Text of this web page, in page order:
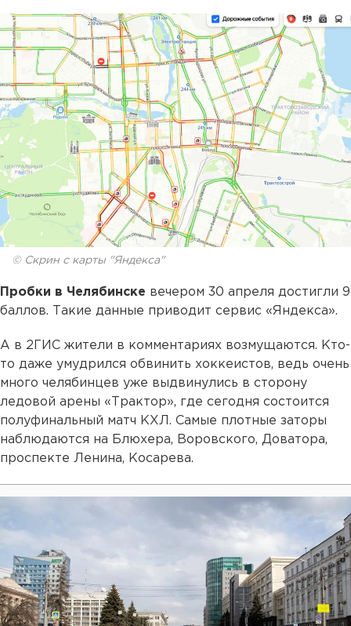
© Скрин с карты "Яндекса"
Пробки в Челябинске вечером 30 апреля достигли 9
баллов. Такие данные приводит сервис «Яндекса».
А в 2ГИС жители в комментариях возмущаются. Кто-
то даже умудрился обвинить хоккеистов, ведь очень
много челябинцев уже выдвинулись в сторону
ледовой арены «Трактор», где сегодня состоится
полуфинальный матч КХЛ. Самые плотные заторы
наблюдаются на Блюхера, Воровского, Доватора,
проспекте Ленина, Косарева.